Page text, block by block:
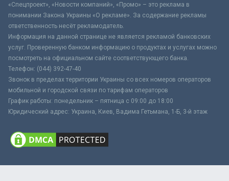
«Спецпроект», «Новости компаний», «Промо» – это реклама в
понимании Закона Украины «О рекламе». За содержание рекламы
ответственность несёт рекламодатель.
Информация на данной странице не является рекламой банковских
услуг. Проверенную банком информацию о продуктах и услугах можно
посмотреть на официальном сайте соответствующего банка.
Телефон: (044) 392-47-40
Звонок в пределах территории Украины со всех номеров операторов
мобильной и городской связи по тарифам операторов
График работы: понедельник – пятница с 09:00 до 18:00
Юридический адрес: Украина, Киев, Вадима Гетьмана, 1-Б, 3-й этаж